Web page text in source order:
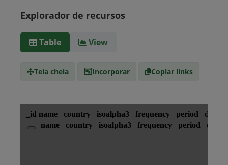
Uruguai
Venezuela
Suriname
Mídia
Explorador de recursos
Table View
Tela cheia Incorporar Copiar links